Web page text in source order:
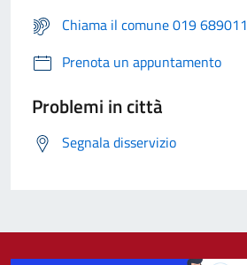
Chiama il comune 019 689011
Prenota un appuntamento
Problemi in città
Segnala disservizio